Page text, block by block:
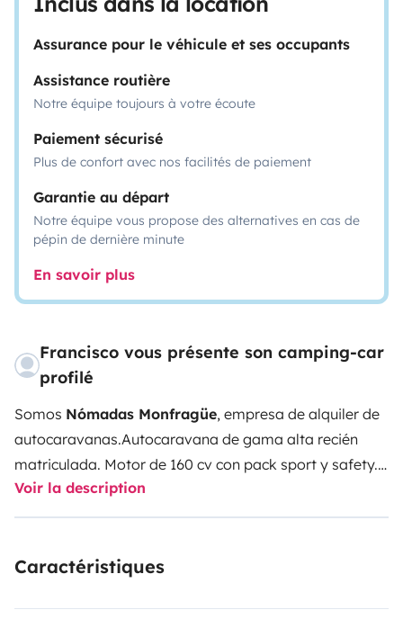
Assurance pour le véhicule et ses occupants
Assistance routière
Notre équipe toujours à votre écoute
Paiement sécurisé
Plus de confort avec nos facilités de paiement
Garantie au départ
Notre équipe vous propose des alternatives en cas de
pépin de dernière minute
En savoir plus
Francisco vous présente son camping-car
profilé
Somos Nómadas Monfragüe, empresa de alquiler de
autocaravanas.Autocaravana de gama alta recién
matriculada. Motor de 160 cv con pack sport y safety.
Totalmente equipada incluido: ropa de cama y baño,
vajilla y utensilios de cocina, kit de limpieza, mesa y
remolque, portabicicletas y cadenas para
Voir la description
Caractéristiques